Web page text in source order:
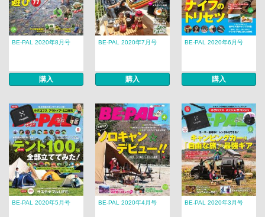
BE-PAL 2020年8月号
購入
BE-PAL 2020年7月号
購入
BE-PAL 2020年6月号
購入
BE-PAL 2020年5月号 BE-PAL 2020年4月号 BE-PAL 2020年3月号